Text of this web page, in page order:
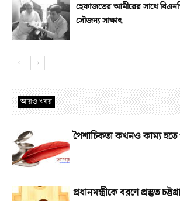
হেফাজতের আমীরের সাথে
সৌজন্য সাক্ষাৎ
আরও খবর
পৈশাচিকতা কখনও কাম্য হতে
প্রধানমন্ত্রীকে বরণে প্রস্তুত